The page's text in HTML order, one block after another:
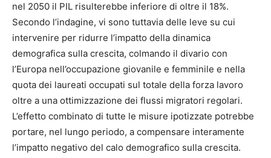
nel 2050 il PIL risulterebbe inferiore di oltre il 18%.
Secondo l’indagine, vi sono tuttavia delle leve su cui
intervenire per ridurre l’impatto della dinamica
demografica sulla crescita, colmando il divario con
l’Europa nell’occupazione giovanile e femminile e nella
quota dei laureati occupati sul totale della forza lavoro
oltre a una ottimizzazione dei flussi migratori regolari.
L’effetto combinato di tutte le misure ipotizzate potrebbe
portare, nel lungo periodo, a compensare interamente
l’impatto negativo del calo demografico sulla crescita.